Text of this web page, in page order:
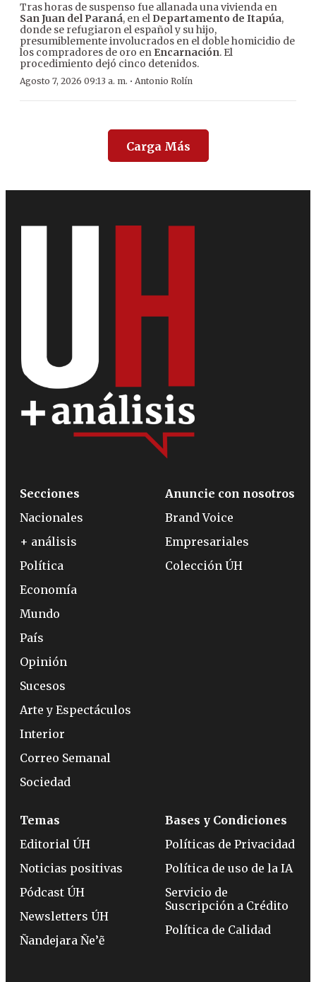
Tras horas de suspenso fue allanada una vivienda en
San Juan del Paraná, en el Departamento de Itapúa,
donde se refugiaron el español y su hijo,
presumiblemente involucrados en el doble homicidio de
los compradores de oro en Encarnación. El
procedimiento dejó cinco detenidos.
Agosto 7, 2026 09:13 a. m. · Antonio Rolín
Carga Más
Secciones
Nacionales
+ análisis
Política
Economía
Mundo
País
Opinión
Sucesos
Arte y Espectáculos
Interior
Correo Semanal
Sociedad
Anuncie con nosotros
Brand Voice
Empresariales
Colección ÚH
Temas
Editorial ÚH
Noticias positivas
Pódcast ÚH
Newsletters ÚH
Ñandejara Ñe’ẽ
Bases y Condiciones
Políticas de Privacidad
Política de uso de la IA
Servicio de
Suscripción a Crédito
Política de Calidad